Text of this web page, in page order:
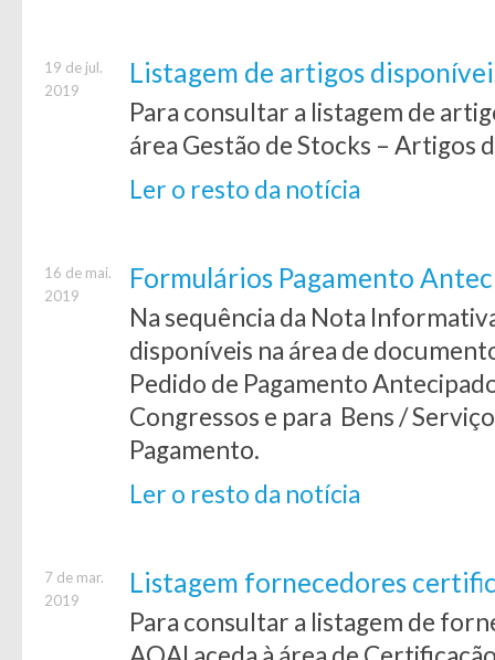
19 de jul.
2019
Listagem de artigos
Para consultar a listagem de
área Gestão de Stocks – Artigos
Ler o resto da notícia
16 de mai.
2019
Formulários Pagamento
Na sequência da Nota
disponíveis na área de
Pedido de Pagamento
Congressos e para Bens /
Pagamento.
Ler o resto da notícia
7 de mar.
2019
Listagem fornecedores
Para consultar a listagem de